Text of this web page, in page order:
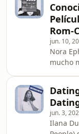
de la
entre
la culpa
en
por
Rom-
jun. 10,
Nora
mucho
Seattle
trilogía
forma
jun. 3,
Ilana